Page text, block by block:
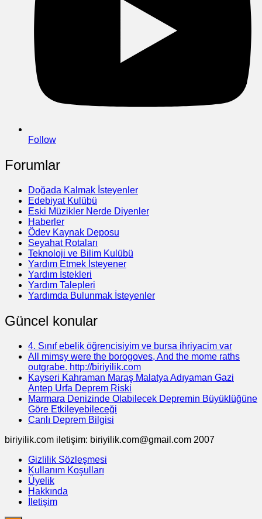
Follow
Forumlar
Doğada Kalmak İsteyenler
Edebiyat Kulübü
Eski Müzikler Nerde Diyenler
Haberler
Ödev Kaynak Deposu
Seyahat Rotaları
Teknoloji ve Bilim Kulübü
Yardım Etmek İsteyener
Yardım İstekleri
Yardım Talepleri
Yardımda Bulunmak İsteyenler
Güncel konular
4. Sınıf ebelik öğrencisiyim ve bursa ihriyacim var
All mimsy were the borogoves, And the mome raths
outgrabe. http://biriyilik.com
Kayseri Kahraman Maraş Malatya Adıyaman Gazi
Antep Urfa Deprem Riski
Marmara Denizinde Olabilecek Depremin Büyüklüğüne
Göre Etkileyebileceği
Canlı Deprem Bilgisi
biriyilik.com iletişim: biriyilik.com@gmail.com 2007
Gizlilik Sözleşmesi
Kullanım Koşulları
Üyelik
Hakkında
İletişim